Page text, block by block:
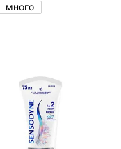
много